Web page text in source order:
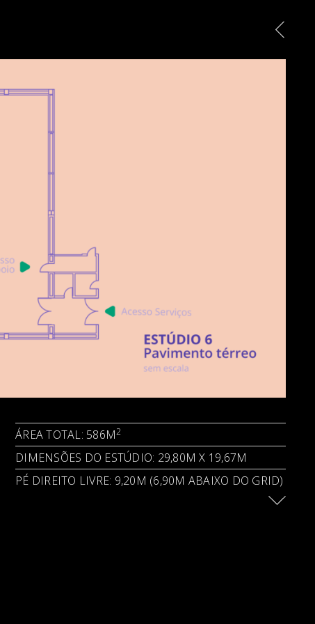
ÁREA TOTAL: 586M2
DIMENSÕES DO ESTÚDIO: 29,80M X 19,67M
PÉ DIREITO LIVRE: 9,20M (6,90M ABAIXO DO GRID)